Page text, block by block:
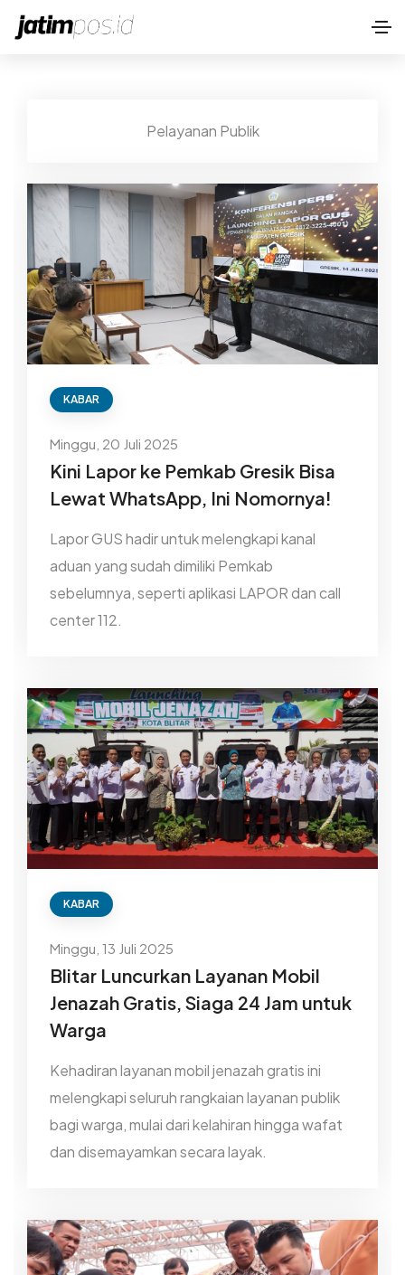
Pelayanan Publik
KABAR
Minggu, 20 Juli 2025
Kini Lapor ke Pemkab Gresik Bisa
Lewat WhatsApp, Ini Nomornya!
Lapor GUS hadir untuk melengkapi kanal
aduan yang sudah dimiliki Pemkab
sebelumnya, seperti aplikasi LAPOR dan call
center 112.
KABAR
Minggu, 13 Juli 2025
Blitar Luncurkan Layanan Mobil
Jenazah Gratis, Siaga 24 Jam untuk
Warga
Kehadiran layanan mobil jenazah gratis ini
melengkapi seluruh rangkaian layanan publik
bagi warga, mulai dari kelahiran hingga wafat
dan disemayamkan secara layak.